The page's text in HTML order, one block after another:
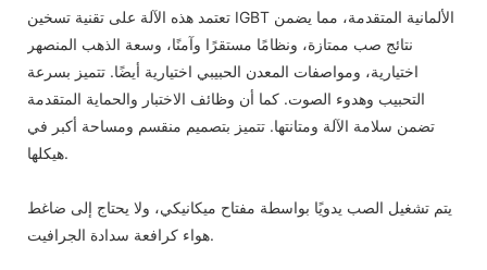
تعتمد هذه الآلة على تقنية تسخين IGBT الألمانية المتقدمة، مما يضمن
نتائج صب ممتازة، ونظامًا مستقرًا وآمنًا، وسعة الذهب المنصهر
اختيارية، ومواصفات المعدن الحبيبي اختيارية أيضًا. تتميز بسرعة
التحبيب وهدوء الصوت. كما أن وظائف الاختبار والحماية المتقدمة
تضمن سلامة الآلة ومتانتها. تتميز بتصميم منقسم ومساحة أكبر في
هيكلها.
يتم تشغيل الصب يدويًا بواسطة مفتاح ميكانيكي، ولا يحتاج إلى ضاغط
هواء كرافعة سدادة الجرافيت.